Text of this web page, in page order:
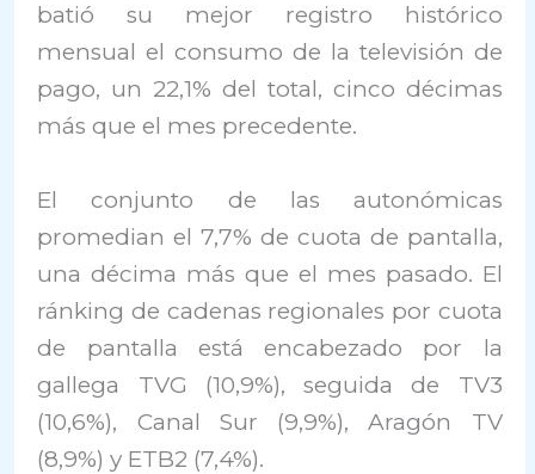
batió su mejor registro histórico
mensual el consumo de la televisión de
pago, un 22,1% del total, cinco décimas
más que el mes precedente.
El conjunto de las autonómicas
promedian el 7,7% de cuota de pantalla,
una décima más que el mes pasado. El
ránking de cadenas regionales por cuota
de pantalla está encabezado por la
gallega TVG (10,9%), seguida de TV3
(10,6%), Canal Sur (9,9%), Aragón TV
(8,9%) y ETB2 (7,4%).